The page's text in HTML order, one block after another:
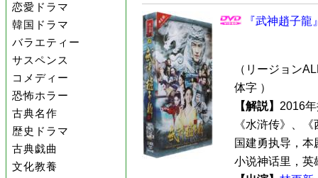
恋愛ドラマ
韓国ドラマ
バラエティー
サスペンス
コメディー
恐怖ホラー
古典名作
歴史ドラマ
古典戯曲
文化教養
『武神趙子
（リージョン
体字 ）
【解説】 2016
《水浒传》、
国建勇执导，
小说神话里，英